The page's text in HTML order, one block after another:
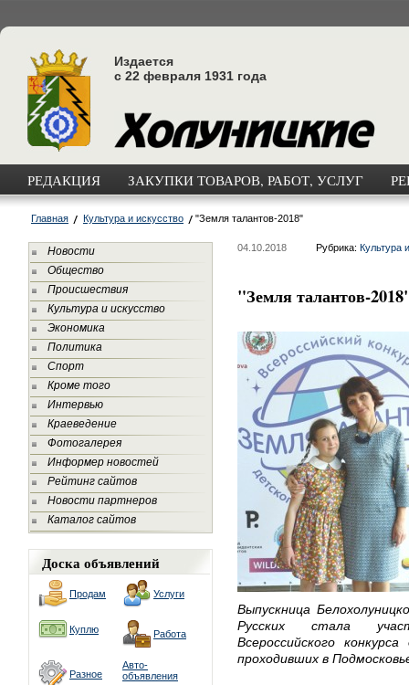
Издается
с 22 февраля 1931 года
РЕДАКЦИЯ ЗАКУПКИ ТОВАРОВ, РАБОТ, УСЛУГ
Главная Культура и искусство "Земля талантов-2018"
Новости
Общество
Происшествия
Культура и искусство
Экономика
Политика
Спорт
Кроме того
Интервью
Краеведение
Фотогалерея
Информер новостей
Рейтинг сайтов
Новости партнеров
Каталог сайтов
Доска объявлений
Продам Услуги
Куплю Работа
Разное
Авто-
объявления
04.10.2018 Рубрика: Культура
"Земля талантов-
Выпускница
Русских стала
Всероссийского
проходивших в